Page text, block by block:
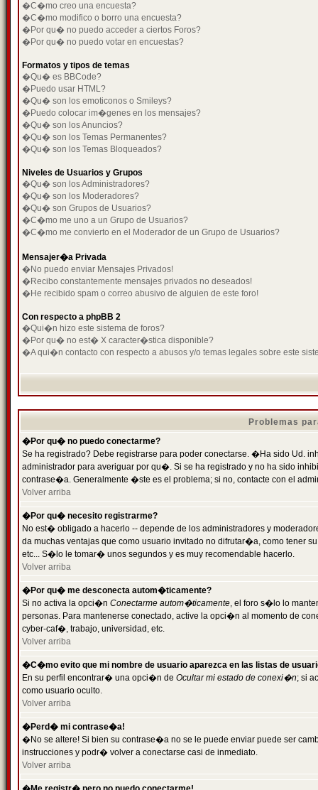
�C�mo creo una encuesta?
�C�mo modifico o borro una encuesta?
�Por qu� no puedo acceder a ciertos Foros?
�Por qu� no puedo votar en encuestas?
Formatos y tipos de temas
�Qu� es BBCode?
�Puedo usar HTML?
�Qu� son los emoticonos o Smileys?
�Puedo colocar im�genes en los mensajes?
�Qu� son los Anuncios?
�Qu� son los Temas Permanentes?
�Qu� son los Temas Bloqueados?
Niveles de Usuarios y Grupos
�Qu� son los Administradores?
�Qu� son los Moderadores?
�Qu� son Grupos de Usuarios?
�C�mo me uno a un Grupo de Usuarios?
�C�mo me convierto en el Moderador de un Grupo de Usuarios?
Mensajer�a Privada
�No puedo enviar Mensajes Privados!
�Recibo constantemente mensajes privados no deseados!
�He recibido spam o correo abusivo de alguien de este foro!
Con respecto a phpBB 2
�Qui�n hizo este sistema de foros?
�Por qu� no est� X caracter�stica disponible?
�A qui�n contacto con respecto a abusos y/o temas legales sobre este
Problemas
�Por qu� no puedo conectarme?
Se ha registrado? Debe registrarse para poder conectarse. �Ha sido Ud.
administrador para averiguar por qu�. Si se ha registrado y no ha sido
contrase�a. Generalmente �ste es el problema; si no, contacte con el
Volver arriba
�Por qu� necesito registrarme?
No est� obligado a hacerlo -- depende de los administradores y
da muchas ventajas que como usuario invitado no difrutar�a, como tener
etc... S�lo le tomar� unos segundos y es muy recomendable hacerlo.
Volver arriba
�Por qu� me desconecta autom�ticamente?
Si no activa la opci�n Conectarme autom�ticamente, el foro s�lo lo
personas. Para mantenerse conectado, active la opci�n al momento de
cyber-caf�, trabajo, universidad, etc.
Volver arriba
�C�mo evito que mi nombre de usuario aparezca en las listas de
En su perfil encontrar� una opci�n de Ocultar mi estado de conexi�n; si
como usuario oculto.
Volver arriba
�Perd� mi contrase�a!
�No se altere! Si bien su contrase�a no se le puede enviar puede ser
instrucciones y podr� volver a conectarse casi de inmediato.
Volver arriba